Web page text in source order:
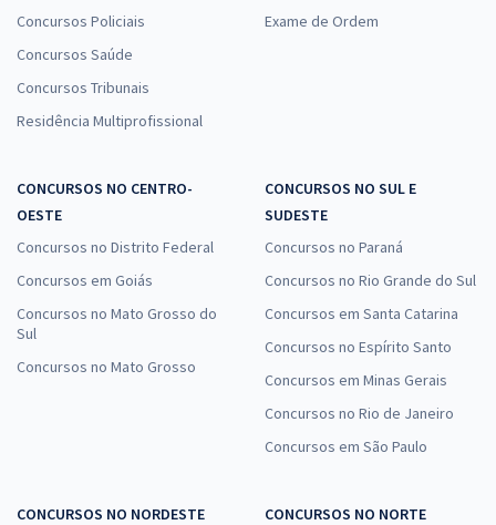
Concursos Policiais
Concursos Saúde
Concursos Tribunais
Residência Multiprofissional
Exame de Ordem
CONCURSOS NO CENTRO-
OESTE
Concursos no Distrito Federal
Concursos em Goiás
Concursos no Mato Grosso do
Sul
Concursos no Mato Grosso
CONCURSOS NO SUL E
SUDESTE
Concursos no Paraná
Concursos no Rio Grande do Sul
Concursos em Santa Catarina
Concursos no Espírito Santo
Concursos em Minas Gerais
Concursos no Rio de Janeiro
Concursos em São Paulo
CONCURSOS NO NORDESTE
CONCURSOS NO NORTE